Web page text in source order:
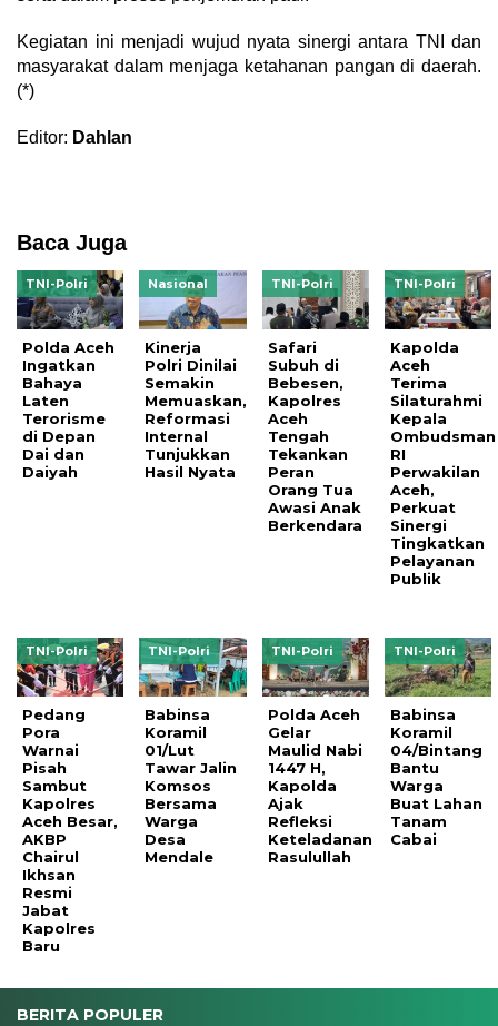
Kegiatan ini menjadi wujud nyata sinergi antara TNI dan
masyarakat dalam menjaga ketahanan pangan di daerah.
(*)
Editor: Dahlan
Baca Juga
TNI-Polri
Polda Aceh
Ingatkan
Bahaya
Laten
Terorisme
di Depan
Dai dan
Daiyah
Nasional
Kinerja
Polri Dinilai
Semakin
Memuaskan,
Reformasi
Internal
Tunjukkan
Hasil Nyata
TNI-Polri
Safari
Subuh di
Bebesen,
Kapolres
Aceh
Tengah
Tekankan
Peran
Orang Tua
Awasi Anak
Berkendara
TNI-Polri
Kapolda
Aceh
Terima
Silaturahmi
Kepala
Ombudsman
RI
Perwakilan
Aceh,
Perkuat
Sinergi
Tingkatkan
Pelayanan
Publik
TNI-Polri
Pedang
Pora
Warnai
Pisah
Sambut
Kapolres
Aceh Besar,
AKBP
Chairul
Ikhsan
Resmi
Jabat
Kapolres
Baru
TNI-Polri
Babinsa
Koramil
01/Lut
Tawar Jalin
Komsos
Bersama
Warga
Desa
Mendale
TNI-Polri
Polda Aceh
Gelar
Maulid Nabi
1447 H,
Kapolda
Ajak
Refleksi
Keteladanan
Rasulullah
TNI-Polri
Babinsa
Koramil
04/Bintang
Bantu
Warga
Buat Lahan
Tanam
Cabai
BERITA POPULER